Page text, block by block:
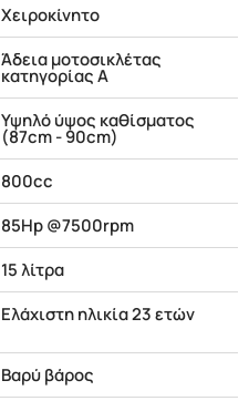
Χειροκίνητο
Άδεια μοτοσικλέτας
κατηγορίας Α
Υψηλό ύψος καθίσματος
(87cm - 90cm)
800cc
85Hp @7500rpm
15 λίτρα
Ελάχιστη ηλικία 23 ετών
Βαρύ βάρος